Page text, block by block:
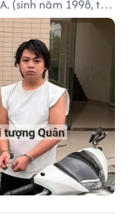
(sinh năm 1998, trú
gian lấy trộm chiếc
trọ nơi đang sinh